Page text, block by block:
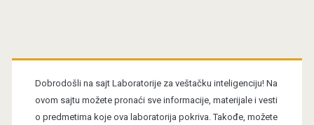
Primary
Sidebar
Dobrodošli na sajt Laboratorije za veštačku inteligenciju! Na
ovom sajtu možete pronaći sve informacije, materijale i vesti
o predmetima koje ova laboratorija pokriva. Takođe, možete